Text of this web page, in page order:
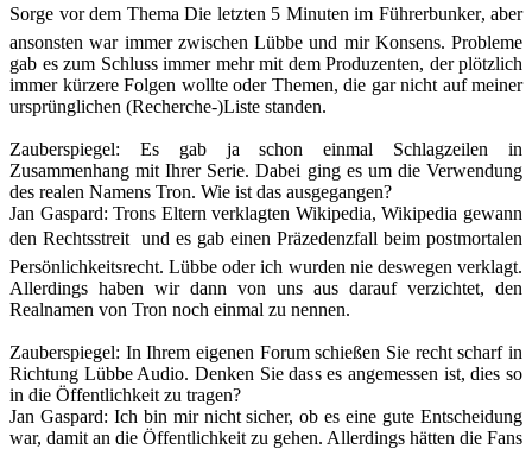
Sorge vor dem Thema Die letzten 5 Minuten im Führerbunker, aber
ansonsten war immer zwischen Lübbe und mir Konsens. Probleme
gab es zum Schluss immer mehr mit dem Produzenten, der plötzlich
immer kürzere Folgen wollte oder Themen, die gar nicht auf meiner
ursprünglichen (Recherche-)Liste standen.
Zauberspiegel: Es gab ja schon einmal Schlagzeilen in
Zusammenhang mit Ihrer Serie. Dabei ging es um die Verwendung
des realen Namens Tron. Wie ist das ausgegangen?
Jan Gaspard:Trons Eltern verklagten Wikipedia, Wikipedia gewann
den Rechtsstreit  und es gab einen Präzedenzfall beim postmortalen
Persönlichkeitsrecht. Lübbe oder ich wurden nie deswegen verklagt.
Allerdings haben wir dann von uns aus darauf verzichtet, den
Realnamen von Tron noch einmal zu nennen.
Zauberspiegel: In Ihrem eigenen Forum schießen Sie recht scharf in
Richtung Lübbe Audio. Denken Sie dass es angemessen ist, dies so
in die Öffentlichkeit zu tragen?
Jan Gaspard: Ich bin mir nicht sicher, ob es eine gute Entscheidung
war, damit an die Öffentlichkeit zu gehen. Allerdings hätten die Fans